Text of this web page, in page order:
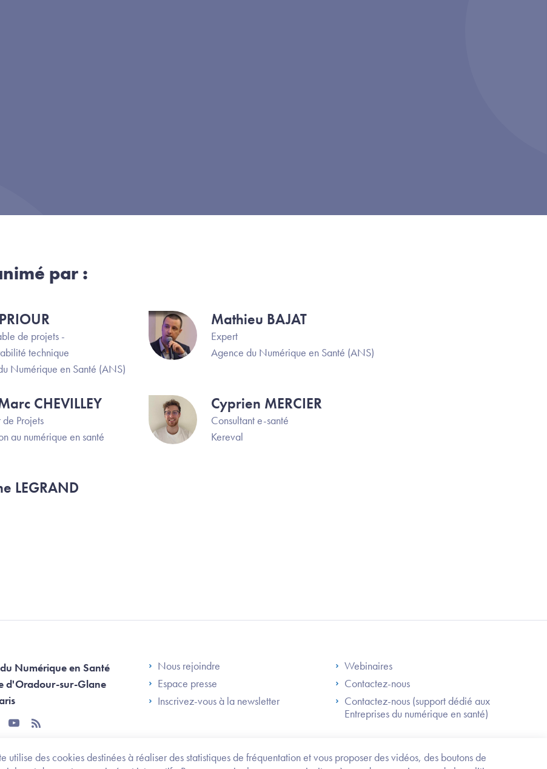
des cookies destinées à réaliser des statistiques de fréquentation et vous proposer des vidéos, des boutons de
par :
de projets -
technique
Numérique en Santé (ANS)
Image Mathieu BAJAT
Expert
Agence du Numérique en Santé (ANS)
CHEVILLEY
Projets
au numérique en santé
Image Cyprien MERCIER
Consultant e-santé
Kereval
LEGRAND
Numérique en Santé
d'Oradour-sur-Glane
youtube
rss
Footer Left ANS
Nous rejoindre
Espace presse
Inscrivez-vous à la newsletter
Footer Right ANS
Webinaires
Contactez-nous
Contactez-nous (support dédié aux
Entreprises du numérique en santé)